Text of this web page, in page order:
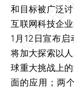
和目标被广泛
互联网科技企
1月12日宣布
将加大探索以
球重大挑战上
面的应用；两